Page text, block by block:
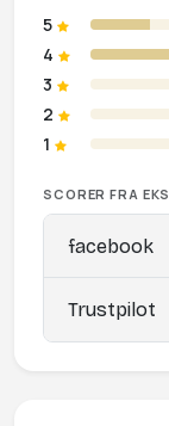
5
4
3
2
1
SCORER FRA
facebook
Trustpilot